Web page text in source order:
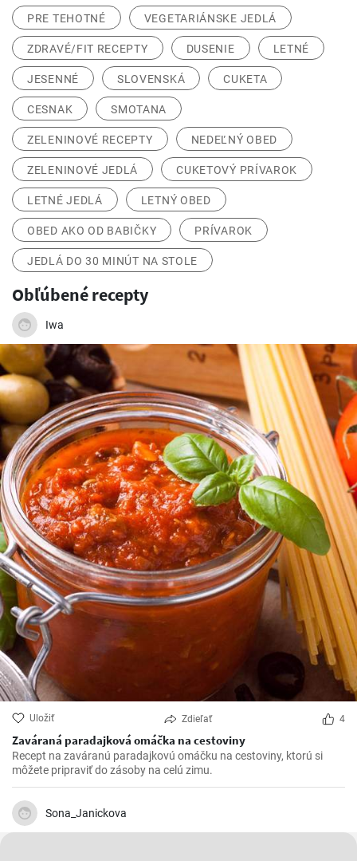
PRE TEHOTNÉ VEGETARIÁNSKE JEDLÁ
ZDRAVÉ/FIT RECEPTY DUSENIE LETNÉ
JESENNÉ SLOVENSKÁ CUKETA
CESNAK SMOTANA
ZELENINOVÉ RECEPTY NEDEĽNÝ OBED
ZELENINOVÉ JEDLÁ CUKETOVÝ PRÍVAROK
LETNÉ JEDLÁ LETNÝ OBED
OBED AKO OD BABIČKY PRÍVAROK
JEDLÁ DO 30 MINÚT NA STOLE
Obľúbené recepty
Iwa
Uložiť Zdieľať 4
Zaváraná paradajková omáčka na cestoviny
Recept na zaváranú paradajkovú omáčku na cestoviny, ktorú si
môžete pripraviť do zásoby na celú zimu.
Sona_Janickova